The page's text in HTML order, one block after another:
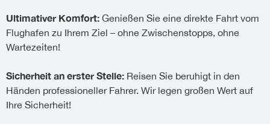
Ultimativer Komfort: Genießen Sie eine direkte Fahrt vom
Flughafen zu Ihrem Ziel – ohne Zwischenstopps, ohne
Wartezeiten!
Sicherheit an erster Stelle: Reisen Sie beruhigt in den
Händen professioneller Fahrer. Wir legen großen Wert auf
Ihre Sicherheit!